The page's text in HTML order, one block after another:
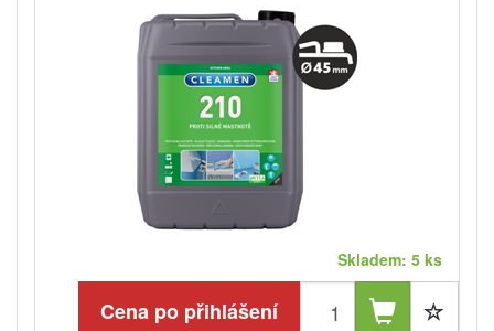
Skladem: 5 ks
Cena po přihlášení